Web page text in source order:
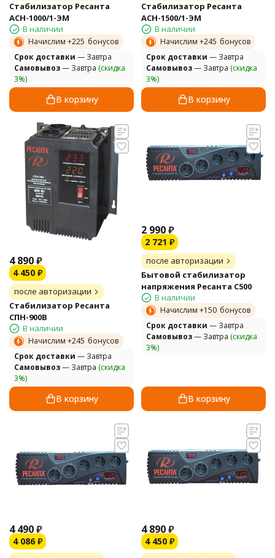
Стабилизатор Ресанта
АСН-1000/1-ЭМ
В наличии
Начислим +225 бонусов
Cрок доставки — Завтра
Самовывоз— Завтра (скидка
3%)
В корзину
Стабилизатор Ресанта
АСН-1500/1-ЭМ
В наличии
Начислим +245 бонусов
Cрок доставки — Завтра
Самовывоз— Завтра (скидка
3%)
В корзину
4 890₽
4 450 ₽
после авторизации
Стабилизатор Ресанта
СПН-900В
В наличии
Начислим +245 бонусов
Cрок доставки — Завтра
Самовывоз— Завтра (скидка
3%)
В корзину
2 990₽
2 721 ₽
после авторизации
Бытовой стабилизатор
напряжения Ресанта С500
В наличии
Начислим +150 бонусов
Cрок доставки — Завтра
Самовывоз— Завтра (скидка
3%)
В корзину
4 490₽
4 086 ₽
4 890₽
4 450 ₽